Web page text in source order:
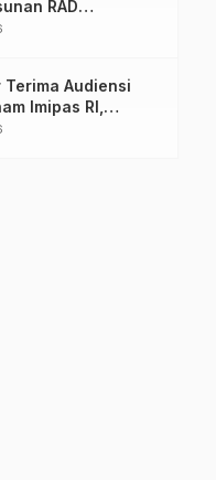
RAD
Barat
Terima Audiensi
Imipas RI,
Kesehatan bagi